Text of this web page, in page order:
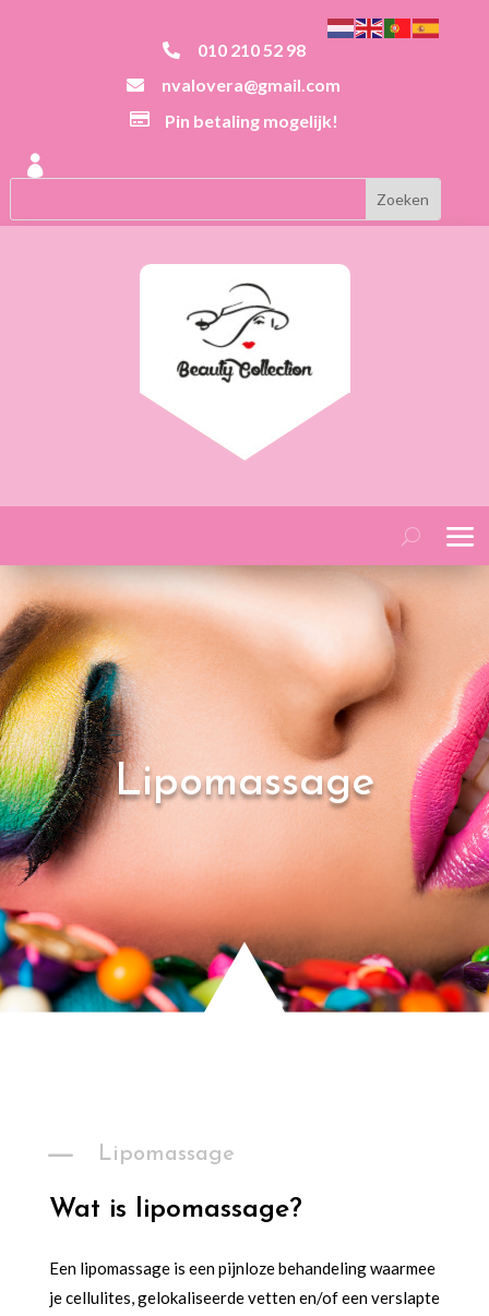
 010 210 52 98
 nvalovera@gmail.com
 Pin betaling mogelijk!

Lipomassage
K Lipomassage
Wat is lipomassage?
Een lipomassage is een pijnloze behandeling waarmee
je cellulites, gelokaliseerde vetten en/of een verslapte